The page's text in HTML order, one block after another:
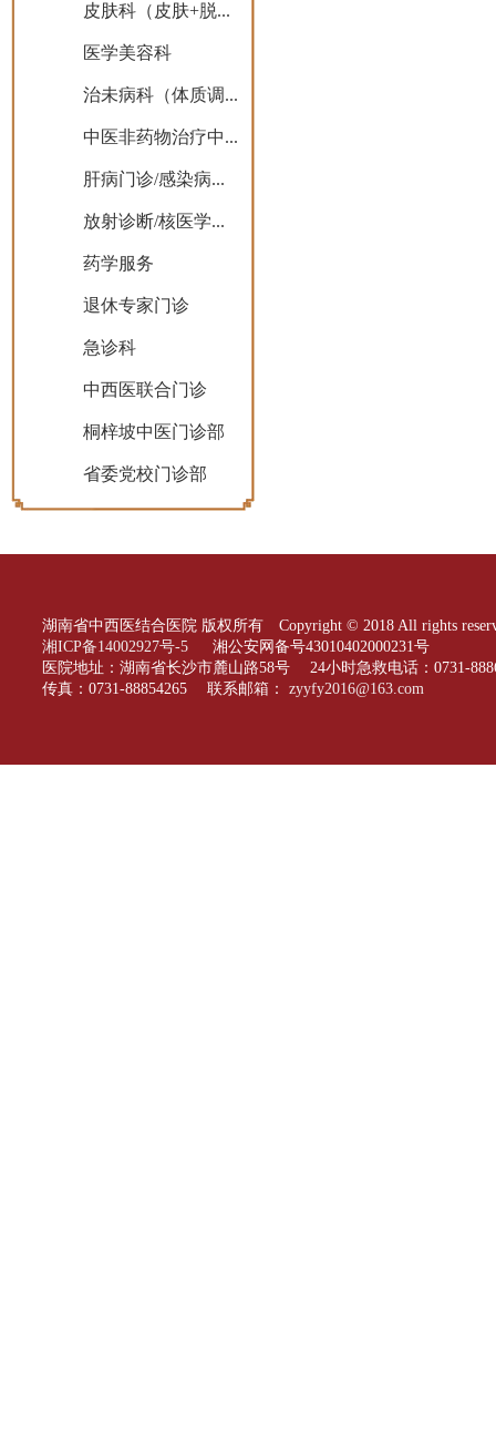
皮肤科（皮肤+脱...
医学美容科
治未病科（体质调...
中医非药物治疗中...
肝病门诊/感染病...
放射诊断/核医学...
药学服务
退休专家门诊
急诊科
中西医联合门诊
桐梓坡中医门诊部
省委党校门诊部
湖南省中西医结合医院 版权所有 Copyright © 2018 All rights
湘ICP备14002927号-5
湘公安网备号43010402000231号
医院地址：湖南省长沙市麓山路58号 24小时急救电话：0731-
传真：0731-88854265 联系邮箱： zyyfy2016@163.com